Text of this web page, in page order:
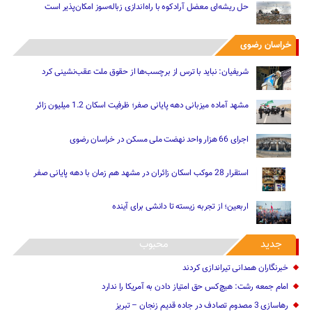
حل ریشه‌ای معضل آرادکوه با راه‌اندازی زباله‌سوز امکان‌پذیر است
خراسان رضوی
شریفیان: نباید با ترس از برچسب‌ها از حقوق ملت عقب‌نشینی کرد
مشهد آماده میزبانی دهه پایانی صفر؛ ظرفیت اسکان 1.2 میلیون زائر
اجرای 66 هزار واحد نهضت ملی مسکن در خراسان رضوی
استقرار 28 موکب اسکان زائران در مشهد هم زمان با دهه پایانی صفر
اربعین؛ از تجربه زیسته تا دانشی برای آینده
جدید محبوب
خبرنگاران همدانی تیراندازی کردند
امام جمعه رشت: هیچ‌کس حق امتیاز دادن به آمریکا را ندارد
رهاسازی 3 مصدوم تصادف در جاده قدیم زنجان – تبریز